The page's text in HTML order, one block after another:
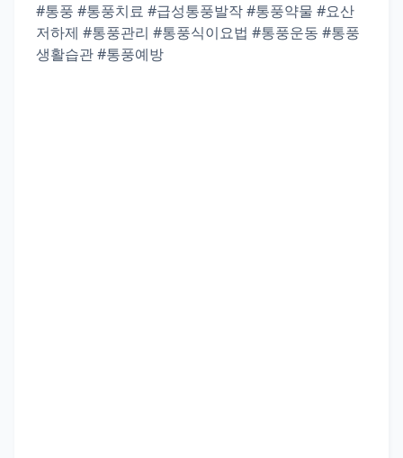
#통풍 #통풍치료 #급성통풍발작 #통풍약물 #요산
저하제 #통풍관리 #통풍식이요법 #통풍운동 #통풍
생활습관 #통풍예방